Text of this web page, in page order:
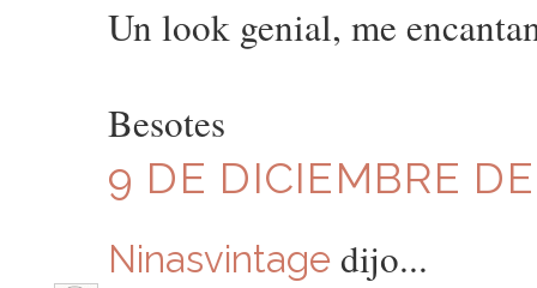
Un look genial, me
Besotes
9 DE DICIEMBRE
Ninasvintage dijo...